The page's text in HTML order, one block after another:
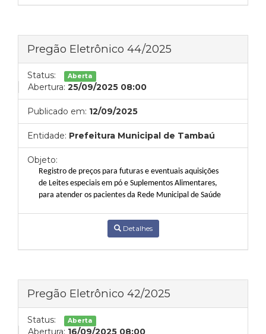
Pregão Eletrônico 44/2025
Status: Aberta
Abertura: 25/09/2025 08:00
Publicado em: 12/09/2025
Entidade: Prefeitura Municipal de Tambaú
Objeto:
Registro de preços para futuras e eventuais aquisições
de Leites especiais em pó e Suplementos Alimentares,
para atender os pacientes da Rede Municipal de Saúde
Detalhes
Pregão Eletrônico 42/2025
Status: Aberta
Abertura: 16/09/2025 08:00